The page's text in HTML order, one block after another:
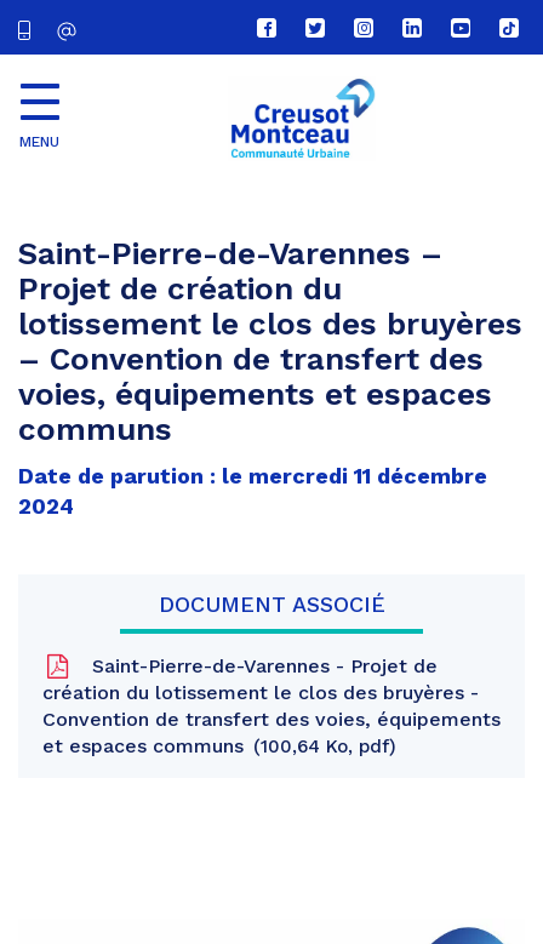
Lien
vers
compte
Facebook
Lien
vers
compte
Twitter
Lien
vers
le
compte
Lien
vers
Lien
vers
Lien
vers
MENU
Saint-Pierre-de-Varennes –
Projet de création du
lotissement le clos des bruyères
– Convention de transfert des
voies, équipements et espaces
communs
Date de parution : le mercredi 11 décembre
2024
DOCUMENT ASSOCIÉ
Saint-Pierre-de-Varennes - Projet de
création du lotissement le clos des bruyères -
Convention de transfert des voies, équipements
et espaces communs
100,64 Ko, pdf